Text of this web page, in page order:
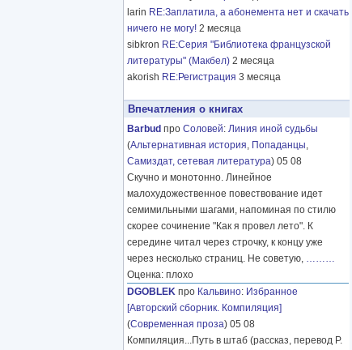
larin RE:Заплатила, а абонемента нет и скачать
ничего не могу! 2 месяца
sibkron RE:Серия "Библиотека французской
литературы" (Макбел) 2 месяца
akorish RE:Регистрация 3 месяца
Впечатления о книгах
Barbud про Соловей: Линия иной судьбы
(Альтернативная история, Попаданцы,
Самиздат, сетевая литература) 05 08
Скучно и монотонно. Линейное
малохудожественное повествование идет
семимильными шагами, напоминая по стилю
скорее сочинение "Как я провел лето". К
середине читал через строчку, к концу уже
через несколько страниц. Не советую, ………
Оценка: плохо
DGOBLEK про Кальвино: Избранное
[Авторский сборник. Компиляция]
(Современная проза) 05 08
Компиляция...Путь в штаб (рассказ, перевод Р.